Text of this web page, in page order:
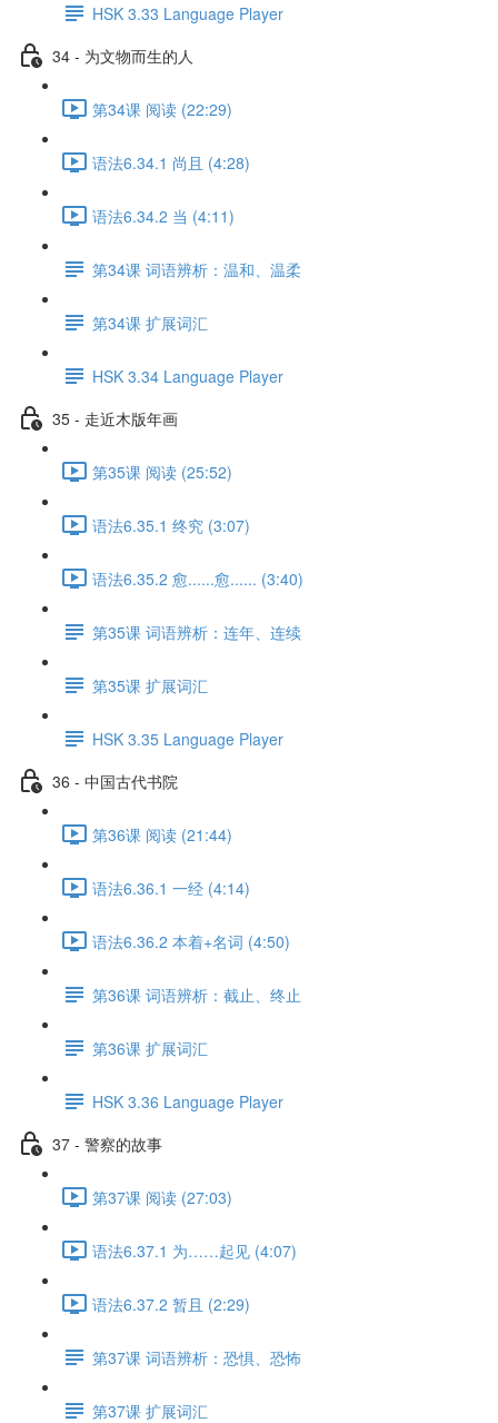
HSK 3.33 Language Player
34 - 为文物而生的人
第34课 阅读 (22:29)
语法6.34.1 尚且 (4:28)
语法6.34.2 当 (4:11)
第34课 词语辨析：温和、温柔
第34课 扩展词汇
HSK 3.34 Language Player
35 - 走近木版年画
第35课 阅读 (25:52)
语法6.35.1 终究 (3:07)
语法6.35.2 愈......愈...... (3:40)
第35课 词语辨析：连年、连续
第35课 扩展词汇
HSK 3.35 Language Player
36 - 中国古代书院
第36课 阅读 (21:44)
语法6.36.1 一经 (4:14)
语法6.36.2 本着+名词 (4:50)
第36课 词语辨析：截止、终止
第36课 扩展词汇
HSK 3.36 Language Player
37 - 警察的故事
第37课 阅读 (27:03)
语法6.37.1 为……起见 (4:07)
语法6.37.2 暂且 (2:29)
第37课 词语辨析：恐惧、恐怖
第37课 扩展词汇